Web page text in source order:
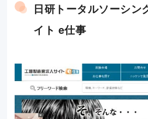
日研トータルソーシン
イト e仕事